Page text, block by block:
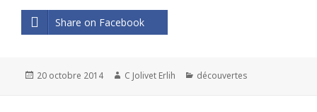
Share on Facebook
Publié
20 octobre 2014 Auteur
C Jolivet Erlih Catégories
découvertes